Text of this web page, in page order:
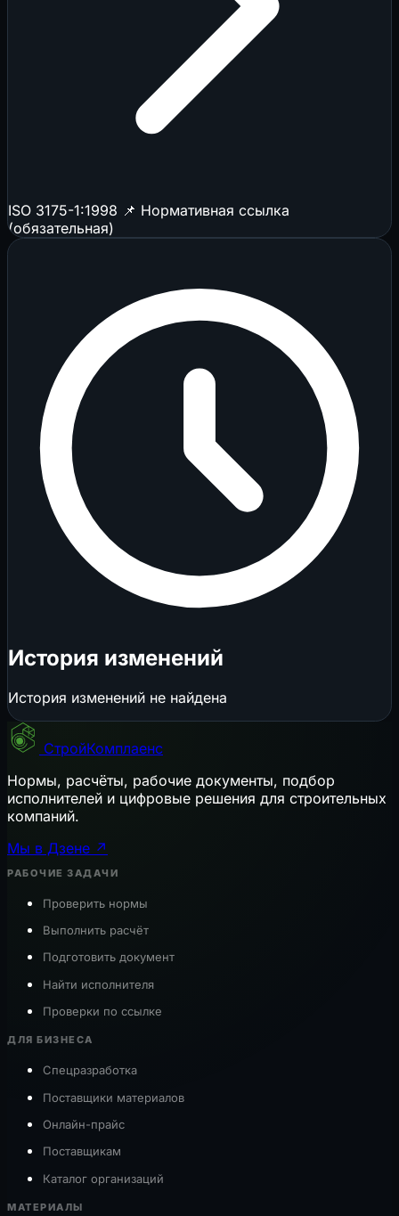
ISO 3175-1:1998 📌 Нормативная ссылка
(обязательная)
История изменений
История изменений не найдена
СтройКомплаенс
Нормы, расчёты, рабочие документы, подбор
исполнителей и цифровые решения для строительных
компаний.
Мы в Дзене ↗
РАБОЧИЕ ЗАДАЧИ
Проверить нормы
Выполнить расчёт
Подготовить документ
Найти исполнителя
Проверки по ссылке
ДЛЯ БИЗНЕСА
Спецразработка
Поставщики материалов
Онлайн-прайс
Поставщикам
Каталог организаций
МАТЕРИАЛЫ